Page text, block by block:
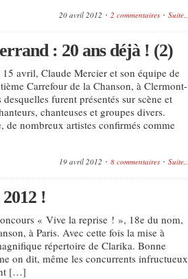
20 avril 2012 2 commentaires Suite...
: 20 ans déjà ! (2)
avril, Claude Mercier et son équipe de
Carrefour de la Chanson, à Clermont-
furent présentés sur scène et
chanteuses et groupes divers.
de nombreux artistes confirmés comme
19 avril 2012 8 commentaires Suite...
!
« Vive la reprise ! », 18e du nom,
à Paris. Avec cette fois la mise à
répertoire de Clarika. Bonne
on dit, même les concurrents infructueux
[…]